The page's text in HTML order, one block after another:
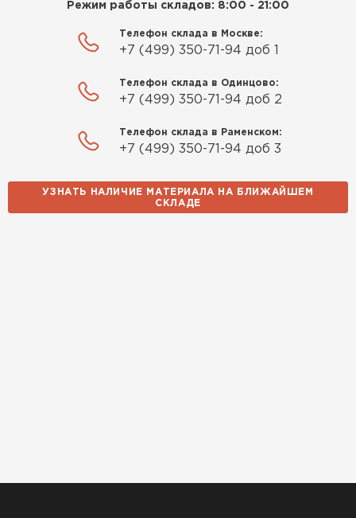
Режим работы складов: 8:00 - 21:00
Телефон склада в Москве:
+7 (499) 350-71-94 доб 1
Телефон склада в Одинцово:
+7 (499) 350-71-94 доб 2
Телефон склада в Раменском:
+7 (499) 350-71-94 доб 3
УЗНАТЬ НАЛИЧИЕ МАТЕРИАЛА НА БЛИЖАЙШЕМ
СКЛАДЕ